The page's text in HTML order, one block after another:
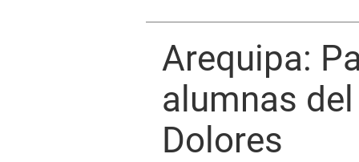
Arequipa:
alumnas
Dolores